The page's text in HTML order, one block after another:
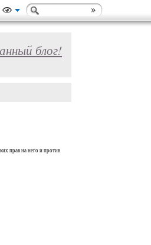
блог!
прав на него и против